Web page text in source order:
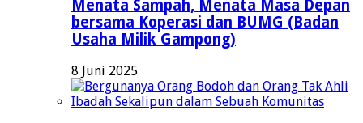
Menata Sampah, Menata Masa Depan
bersama Koperasi dan BUMG (Badan
Usaha Milik Gampong)
8 Juni 2025